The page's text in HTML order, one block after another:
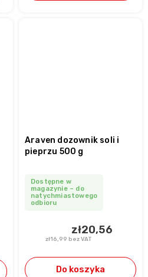
Araven dozownik soli i
pieprzu 500 g
Dostępne w
magazynie – do
natychmiastowego
odbioru
zł16,99 bez VAT
zł20,56
Do koszyka